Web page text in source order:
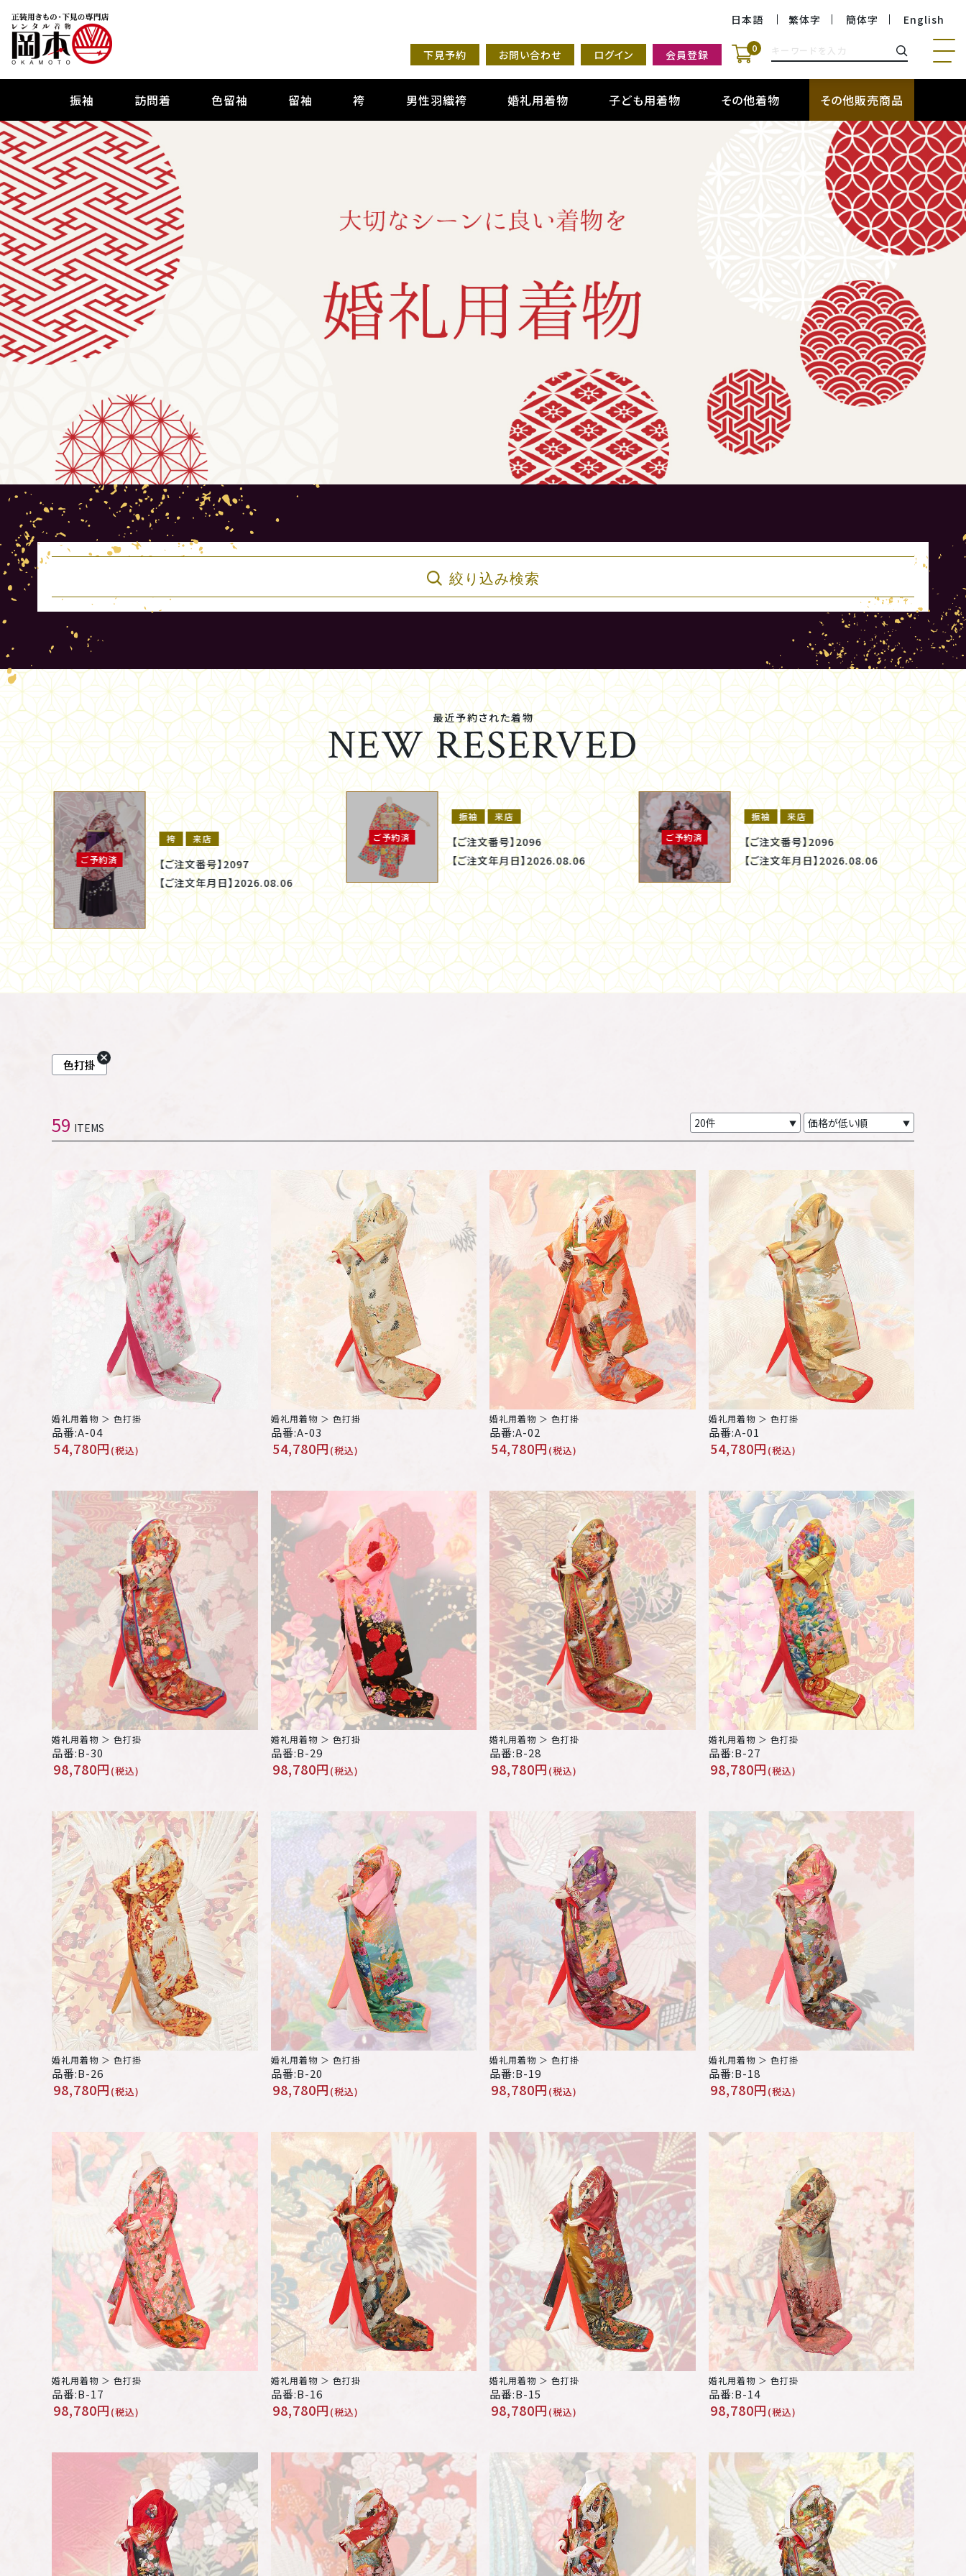
振袖 訪問着 色留袖 留袖 袴 男性羽織袴 婚礼用着物 子ども用着物 その他着物 その他販売商品
日本語 繁体字 簡体字 English
下見予約 お問い合わせ ログイン 会員登録 0
絞り込み検索
最近予約された着物
NEW RESERVED
ご予約済
振袖 来店
【ご注文番号】2096
【ご注文年月日】2026.08.06
ご予約済
振袖 来店
【ご注文番号】2096
【ご注文年月日】2026.08.06
ご予約済
振袖 来店
【ご注文番号】2094
【ご注文年月日】2026.08.05
色打掛
59 ITEMS
婚礼用着物 ＞ 色打掛
品番:A-04
54,780円 (税込)
婚礼用着物 ＞ 色打掛
品番:A-03
54,780円 (税込)
婚礼用着物 ＞ 色打掛
品番:A-02
54,780円 (税込)
婚礼用着物 ＞ 色打掛
品番:A-01
54,780円 (税込)
婚礼用着物 ＞ 色打掛
品番:B-30
98,780円 (税込)
婚礼用着物 ＞ 色打掛
品番:B-29
98,780円 (税込)
婚礼用着物 ＞ 色打掛
品番:B-28
98,780円 (税込)
婚礼用着物 ＞ 色打掛
品番:B-27
98,780円 (税込)
婚礼用着物 ＞ 色打掛
品番:B-26
98,780円 (税込)
婚礼用着物 ＞ 色打掛
品番:B-20
98,780円 (税込)
婚礼用着物 ＞ 色打掛
品番:B-19
98,780円 (税込)
婚礼用着物 ＞ 色打掛
品番:B-18
98,780円 (税込)
婚礼用着物 ＞ 色打掛
品番:B-17
98,780円 (税込)
婚礼用着物 ＞ 色打掛
品番:B-16
98,780円 (税込)
婚礼用着物 ＞ 色打掛
品番:B-15
98,780円 (税込)
婚礼用着物 ＞ 色打掛
品番:B-14
98,780円 (税込)